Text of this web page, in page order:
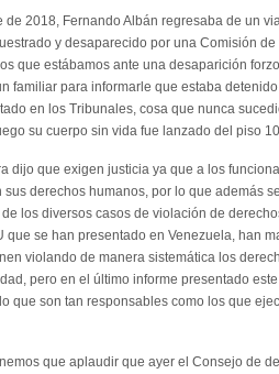
de 2018, Fernando Albán regresaba de un
y desaparecido por una Comisión
que estábamos ante una desaparición
familiar para informarle que estaba
en los Tribunales, cosa que nunca
su cuerpo sin vida fue lanzado del piso
dijo que exigen justicia ya que a los
derechos humanos, por lo que además
los diversos casos de violación de
que se han presentado en Venezuela, han
violando de manera sistemática los
pero en el último informe presentado
que son tan responsables como los que
que aplaudir que ayer el Consejo de